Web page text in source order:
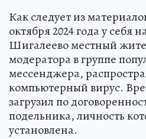
Как следует из
октября 2024 года у себя
Шигалеево местный
модератора в группе
мессенджера,
компьютерный вирус.
загрузил по
подельника, личность
установлена.